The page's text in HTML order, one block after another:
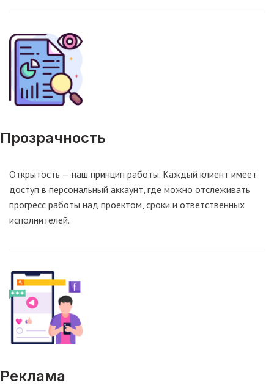
Прозрачность
Открытость — наш принцип работы. Каждый клиент имеет
доступ в персональный аккаунт, где можно отслеживать
прогресс работы над проектом, сроки и ответственных
исполнителей.
Реклама